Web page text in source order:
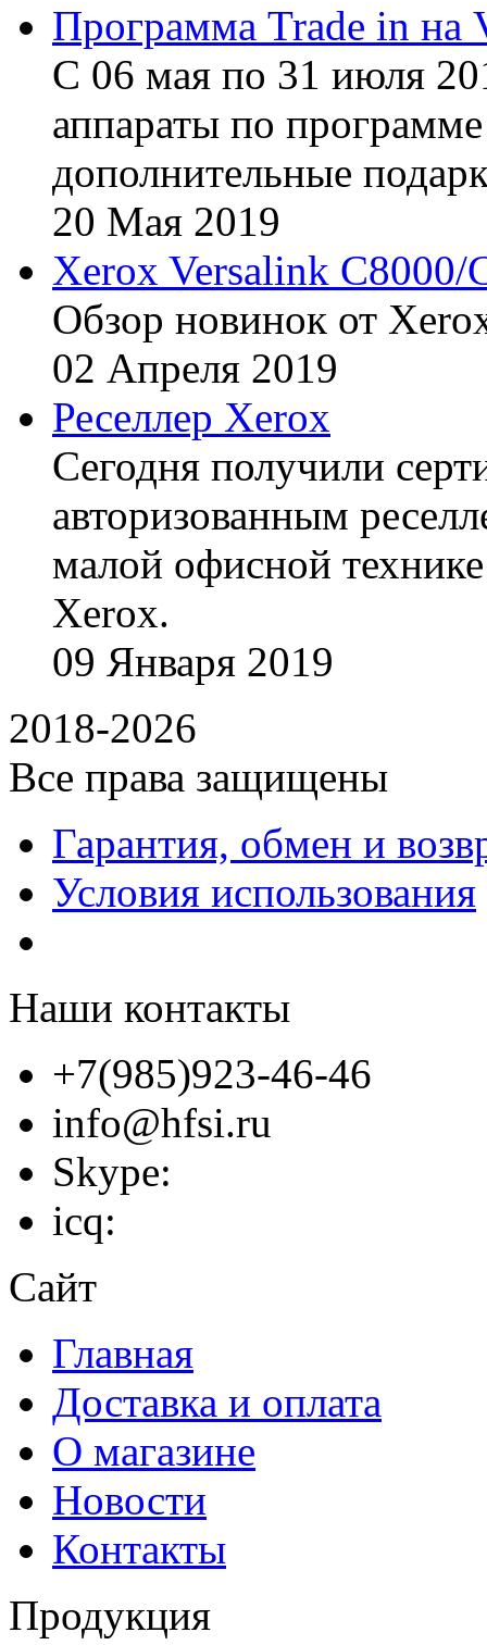
Программа Trade in на
С 06 мая по 31 июля
аппараты по
дополнительные
20 Мая 2019
Xerox Versalink C8000/
Обзор новинок от
02 Апреля 2019
Реселлер Xerox
Сегодня получили
авторизованным
малой офисной
Xerox.
09 Января 2019
2018-2026
Все права защищены
Гарантия, обмен и
Условия использования
Наши контакты
+7(985)923-46-46
info@hfsi.ru
Skype:
icq:
Сайт
Главная
Доставка и оплата
О магазине
Новости
Контакты
Продукция